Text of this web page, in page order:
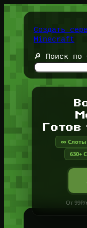
Перейти
содержимому
Создать
Minecraft
🔎 Поиск по
Готов
∞ Слоты
630+
От 99₽/